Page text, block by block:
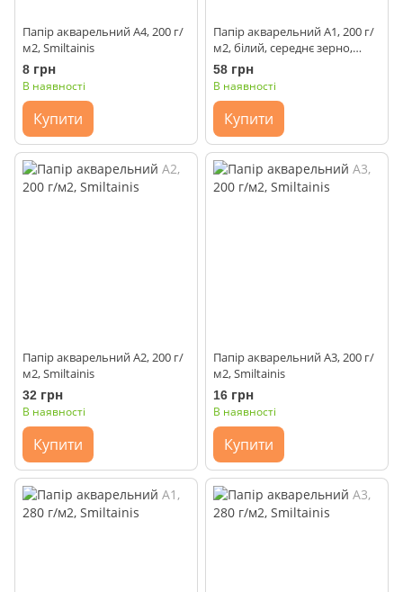
Папір акварельний А4, 200 г/
м2, Smiltainis
8 грн
В наявності
Купити
Папір акварельний А1, 200 г/
м2, білий, середнє зерно,
Smiltainis
58 грн
В наявності
Купити
Папір акварельний А2, 200 г/
м2, Smiltainis
32 грн
В наявності
Купити
Папір акварельний А3, 200 г/
м2, Smiltainis
16 грн
В наявності
Купити